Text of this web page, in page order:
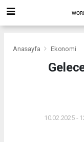
Anasayfa Ekonomi
10.02.2025 -